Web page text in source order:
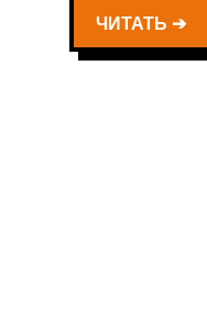
ЧИТАТЬ ➔